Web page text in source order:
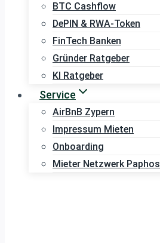
BTC Cashflow
DePIN & RWA-Token
FinTech Banken
Gründer Ratgeber
KI Ratgeber
Service
AirBnB Zypern
Impressum Mieten
Onboarding
Mieter Netzwerk Paphos